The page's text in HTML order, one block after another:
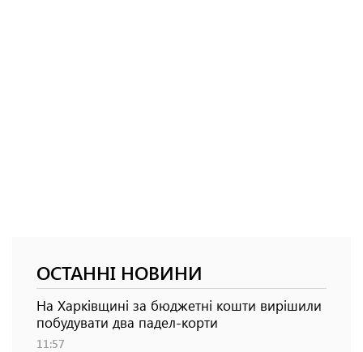
ОСТАННІ НОВИНИ
На Харківщині за бюджетні кошти вирішили
побудувати два падел-корти
11:57